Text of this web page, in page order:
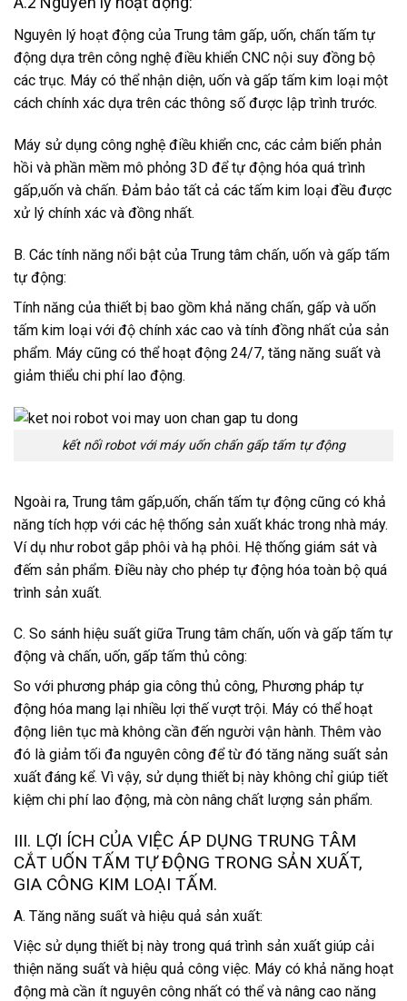
Nguyên lý hoạt động của Trung tâm gấp, uốn, chấn tấm tự
động dựa trên công nghệ điều khiển CNC nội suy đồng bộ
các trục. Máy có thể nhận diện, uốn và gấp tấm kim loại một
cách chính xác dựa trên các thông số được lập trình trước.
Máy sử dụng công nghệ điều khiển cnc, các cảm biến phản
hồi và phần mềm mô phỏng 3D để tự động hóa quá trình
gấp,uốn và chấn. Đảm bảo tất cả các tấm kim loại đều được
xử lý chính xác và đồng nhất.
B. Các tính năng nổi bật của Trung tâm chấn, uốn và gấp tấm
tự động:
Tính năng của thiết bị bao gồm khả năng chấn, gấp và uốn
tấm kim loại với độ chính xác cao và tính đồng nhất của sản
phẩm. Máy cũng có thể hoạt động 24/7, tăng năng suất và
giảm thiểu chi phí lao động.
kết nối robot với máy uốn chấn gấp tấm tự động
Ngoài ra, Trung tâm gấp,uốn, chấn tấm tự động cũng có khả
năng tích hợp với các hệ thống sản xuất khác trong nhà máy.
Ví dụ như robot gắp phôi và hạ phôi. Hệ thống giám sát và
đếm sản phẩm. Điều này cho phép tự động hóa toàn bộ quá
trình sản xuất.
C. So sánh hiệu suất giữa Trung tâm chấn, uốn và gấp tấm tự
động và chấn, uốn, gấp tấm thủ công:
So với phương pháp gia công thủ công, Phương pháp tự
động hóa mang lại nhiều lợi thế vượt trội. Máy có thể hoạt
động liên tục mà không cần đến người vận hành. Thêm vào
đó là giảm tối đa nguyên công để từ đó tăng năng suất sản
xuất đáng kể. Vì vậy, sử dụng thiết bị này không chỉ giúp tiết
kiệm chi phí lao động, mà còn nâng chất lượng sản phẩm.
III. LỢI ÍCH CỦA VIỆC ÁP DỤNG TRUNG TÂM
CẮT UỐN TẤM TỰ ĐỘNG TRONG SẢN XUẤT,
GIA CÔNG KIM LOẠI TẤM.
A. Tăng năng suất và hiệu quả sản xuất:
Việc sử dụng thiết bị này trong quá trình sản xuất giúp cải
thiện năng suất và hiệu quả công việc. Máy có khả năng hoạt
động mà cần ít nguyên công nhất có thể và nâng cao năng